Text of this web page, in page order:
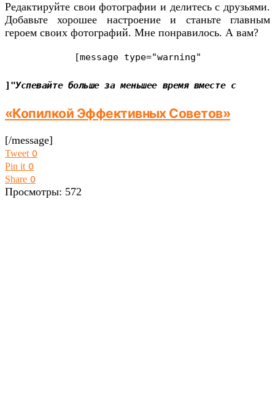
Редактируйте свои фотографии и делитесь с друзьями.
Добавьте хорошее настроение и станьте главным
героем своих фотографий. Мне понравилось. А вам?
[message type="warning"
]"Успевайте больше за меньшее время вместе с
«Копилкой Эффективных Советов»
[/message]
Tweet 0
Pin it 0
Share 0
Просмотры: 572